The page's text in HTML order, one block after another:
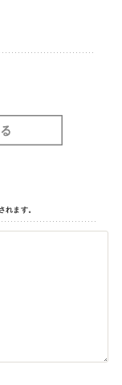
ます。